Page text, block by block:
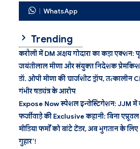
WhatsApp
Trending
करौली में DM अक्षय गोदारा का कड़ा एक्शन:
जयंतीलाल मीणा और संयुक्त निदेशक
डॉ. ओपी मीणा की चार्जशीट ड्रॉप, तत्कालीन
गंभीर षड्यंत्र के आरोप
Expose Now स्पेशल इन्वेस्टिगेशन: JJM में
फर्जीवाड़े की Exclusive कहानी: बिना
मीडिया फर्मों को बांटे टेंडर, अब भुगतान के लिए
गुहार’!